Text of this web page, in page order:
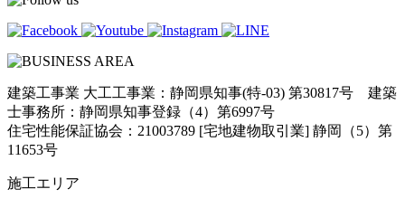
建築工事業 大工工事業：静岡県知事(特-03) 第30817号 建築
士事務所：静岡県知事登録（4）第6997号
住宅性能保証協会：21003789 [宅地建物取引業] 静岡（5）第
11653号
施工エリア